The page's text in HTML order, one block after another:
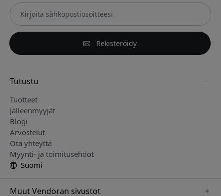
Rekisteröidy
Tutustu
Tuotteet
Jälleenmyyjät
Blogi
Arvostelut
Ota yhteyttä
Myynti- ja toimitusehdot
Suomi
Muut Vendoran sivustot